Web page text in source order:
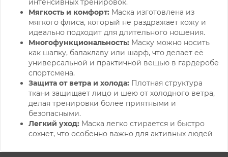
интенсивных тренировок.
Мягкость и комфорт: Маска изготовлена из
мягкого флиса, который не раздражает кожу и
идеально подходит для длительного ношения.
Многофункциональность: Маску можно носить
как шапку, балаклаву или шарф, что делает её
универсальной и практичной вещью в гардеробе
спортсмена.
Защита от ветра и холода: Плотная структура
ткани защищает лицо и шею от холодного ветра,
делая тренировки более приятными и
безопасными.
Легкий уход: Маска легко стирается и быстро
сохнет, что особенно важно для активных людей